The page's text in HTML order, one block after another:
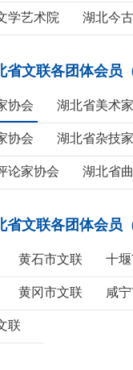
学艺术院 湖北今
省文联各团体会员（
协会 湖北省美术
协会 湖北省杂技
论家协会 湖北省
省文联各团体会员（
黄石市文联 十
黄冈市文联 咸
联